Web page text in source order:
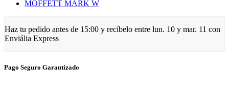
MOFFETT MARK W
Haz tu pedido antes de 15:00 y recíbelo entre lun. 10 y mar. 11 con
Enviália Express
Pago Seguro Garantizado